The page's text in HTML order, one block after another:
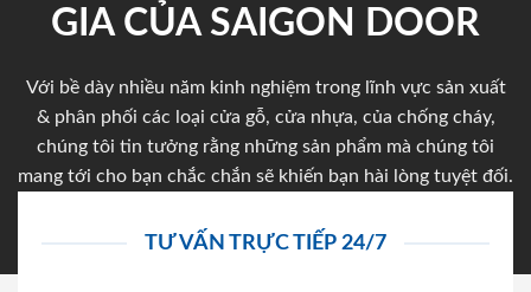
GIA CỦA SAIGON DOOR
Với bề dày nhiều năm kinh nghiệm trong lĩnh vực sản xuất
& phân phối các loại cửa gỗ, cửa nhựa, của chống cháy,
chúng tôi tin tưởng rằng những sản phẩm mà chúng tôi
mang tới cho bạn chắc chắn sẽ khiến bạn hài lòng tuyệt đối.
TƯ VẤN TRỰC TIẾP 24/7